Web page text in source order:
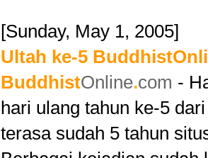
[Sunday, May 1, 2005]
Ultah ke-5
BuddhistOnline.com -
hari ulang tahun ke-5
terasa sudah 5 tahun